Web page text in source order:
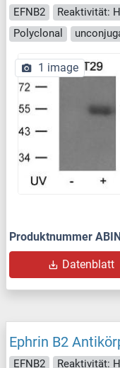
EFNB2 Reaktivität:
Polyclonal
1 image
Produktnummer
Datenblatt
Ephrin B2
EFNB2 Reaktivität: